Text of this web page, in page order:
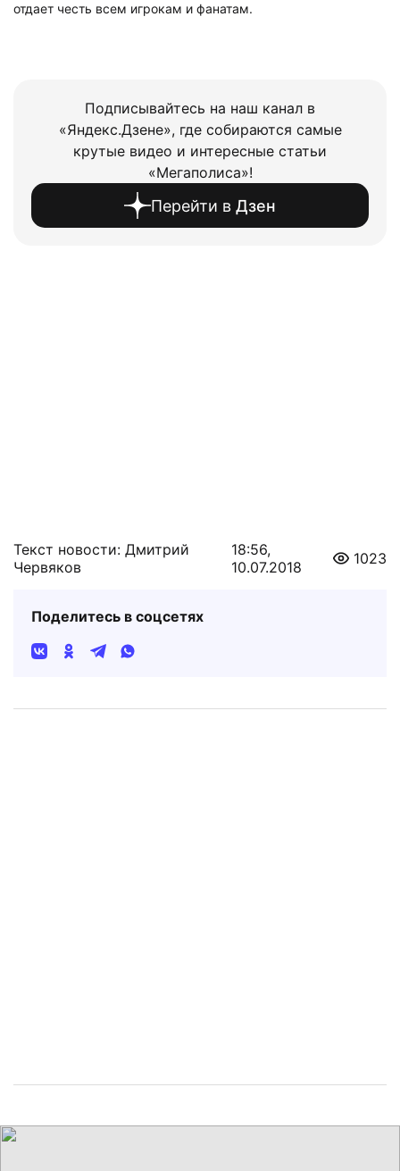
отдает честь всем игрокам и фанатам.
Подписывайтесь на наш канал в
«Яндекс.Дзене», где собираются самые
крутые видео и интересные статьи
«Мегаполиса»!
Перейти в Дзен
Текст новости: Дмитрий
Червяков
18:56,
10.07.2018
1023
Поделитесь в соцсетях